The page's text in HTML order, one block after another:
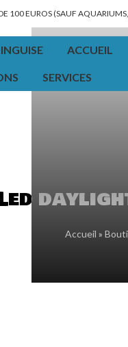
100 EUROS (SAUF
ACCUEIL
SERVICES
Accueil »